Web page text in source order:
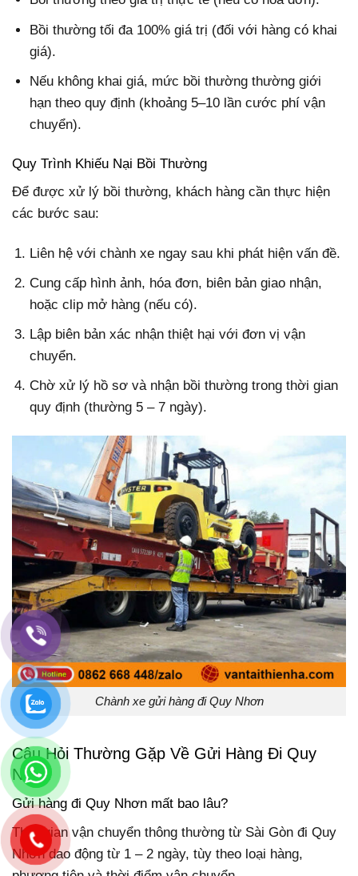
Bồi thường tối đa 100% giá trị (đối với hàng có khai
giá).
Nếu không khai giá, mức bồi thường thường giới
hạn theo quy định (khoảng 5–10 lần cước phí vận
chuyển).
Quy Trình Khiếu Nại Bồi Thường
Để được xử lý bồi thường, khách hàng cần thực hiện
các bước sau:
Liên hệ với chành xe ngay sau khi phát hiện vấn đề.
Cung cấp hình ảnh, hóa đơn, biên bản giao nhận,
hoặc clip mở hàng (nếu có).
Lập biên bản xác nhận thiệt hại với đơn vị vận
chuyển.
Chờ xử lý hồ sơ và nhận bồi thường trong thời gian
quy định (thường 5 – 7 ngày).
Chành xe gửi hàng đi Quy Nhơn
Câu Hỏi Thường Gặp Về Gửi Hàng Đi Quy
Nhơn
Gửi hàng đi Quy Nhơn mất bao lâu?
Thời gian vận chuyển thông thường từ Sài Gòn đi Quy
Nhơn dao động từ 1 – 2 ngày, tùy theo loại hàng,